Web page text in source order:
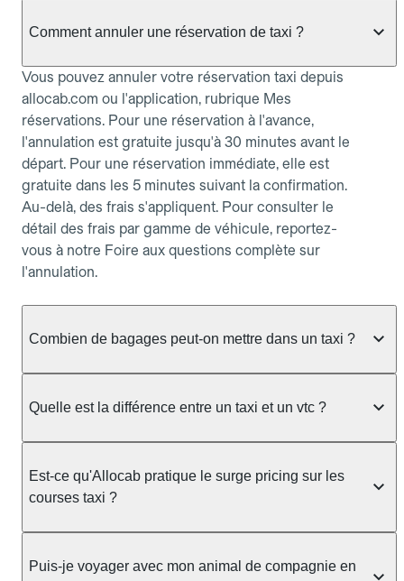
Comment annuler une réservation de taxi ?
Vous pouvez annuler votre réservation taxi depuis
allocab.com ou l'application, rubrique Mes
réservations. Pour une réservation à l'avance,
l'annulation est gratuite jusqu'à 30 minutes avant le
départ. Pour une réservation immédiate, elle est
gratuite dans les 5 minutes suivant la confirmation.
Au-delà, des frais s'appliquent. Pour consulter le
détail des frais par gamme de véhicule, reportez-
vous à notre Foire aux questions complète sur
l'annulation.
Combien de bagages peut-on mettre dans un taxi ?
taxi berline accueille en général jusqu'à 3 bagages
ou nombreux, précisez-le dans le champ "Message
au chauffeur" lors de la réservation. Le prix n'est
pas impacté par le nombre de bagages.
Quelle est la différence entre un taxi et un vtc ?
prendre en charge directement dans la rue, à une
station ou sur réservation, avec un tarif au
réservation et propose un prix fixe annoncé à
l'avance. Chez Allocab, réservez facilement votre
Est-ce qu'Allocab pratique le surge pricing sur les
courses taxi ?
réglementation préfectorale et suit un barème
Puis-je voyager avec mon animal de compagnie en